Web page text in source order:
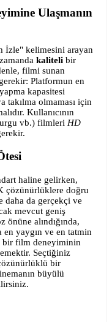
Ulaşmanın
İzle" kelimesini arayan
kaliteli bir
filmi sunan
Platformun en
kapasitesi
takılma olmaması için
Kullanıcının
vb.) filmleri HD
haline gelirken,
çözünürlüklere doğru
da gerçekçi ve
mevcut geniş
alındığında,
en yaygın ve en tatmin
bir film deneyiminin
Seçtiğiniz
bir
büyülü